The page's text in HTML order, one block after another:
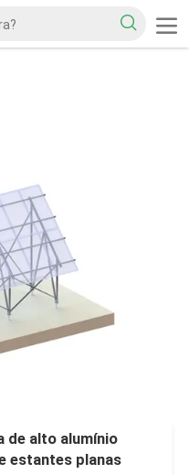
alto alumínio
estantes planas